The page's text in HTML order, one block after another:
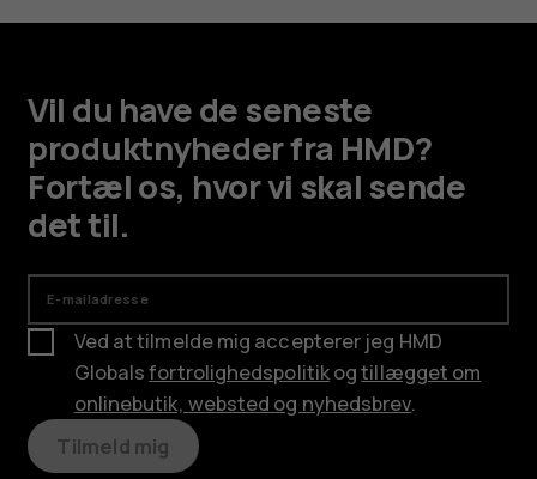
Vil du have de seneste
produktnyheder fra HMD?
Fortæl os, hvor vi skal sende
det til.
E-mailadresse
Ved at tilmelde mig accepterer jeg HMD
Globalsfortrolighedspolitikogtillægget om
onlinebutik, websted og nyhedsbrev.
Tilmeld mig